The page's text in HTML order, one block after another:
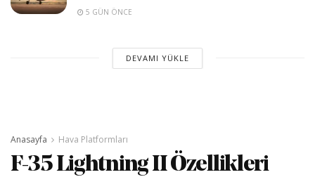
5 GÜN ÖNCE
DEVAMI YÜKLE
Anasayfa Hava Platformları
F-35 Lightning II Özellikleri